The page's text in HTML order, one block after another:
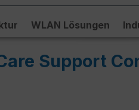
WLAN Lösungen
Support